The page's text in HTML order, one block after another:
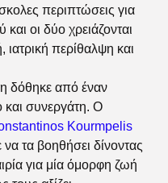
περιπτώσεις για
και οι δύο χρειάζονται
ιατρική περίθαλψη και
δόθηκε από έναν
και συνεργάτη. Ο
Kourmpelis
να τα βοηθήσει δίνοντας
για μία όμορφη ζωή